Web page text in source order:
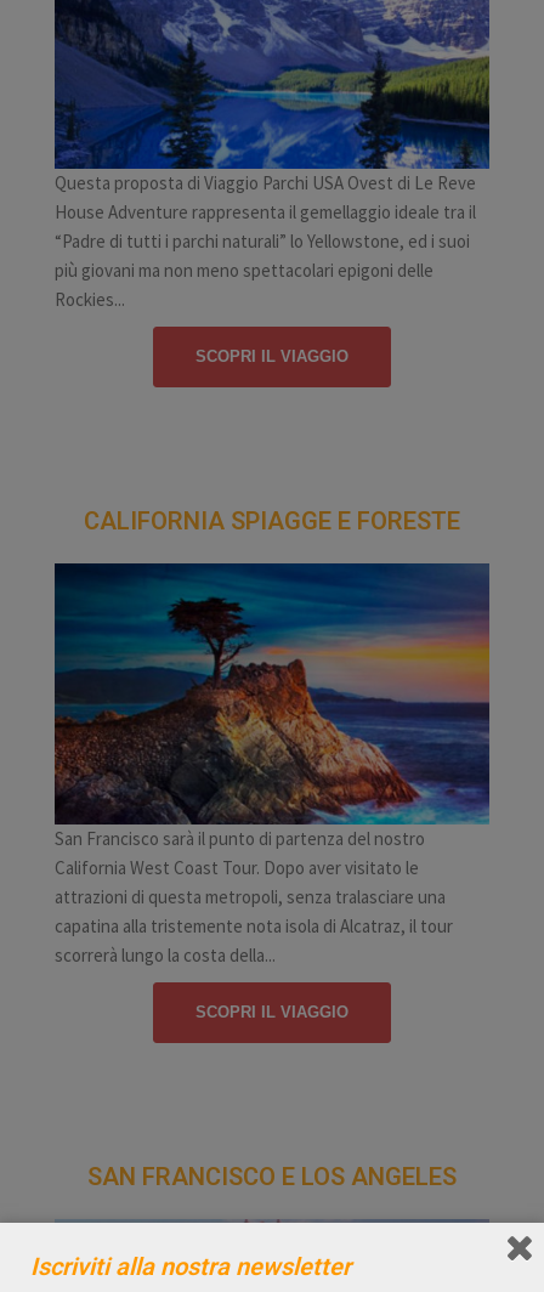
Questa proposta di Viaggio Parchi USA Ovest di Le Reve
House Adventure rappresenta il gemellaggio ideale tra il
“Padre di tutti i parchi naturali” lo Yellowstone, ed i suoi
più giovani ma non meno spettacolari epigoni delle
Rockies...
SCOPRI IL VIAGGIO
CALIFORNIA SPIAGGE E FORESTE
San Francisco sarà il punto di partenza del nostro
California West Coast Tour. Dopo aver visitato le
attrazioni di questa metropoli, senza tralasciare una
capatina alla tristemente nota isola di Alcatraz, il tour
scorrerà lungo la costa della...
SCOPRI IL VIAGGIO
SAN FRANCISCO E LOS ANGELES
Iscriviti alla nostra newsletter